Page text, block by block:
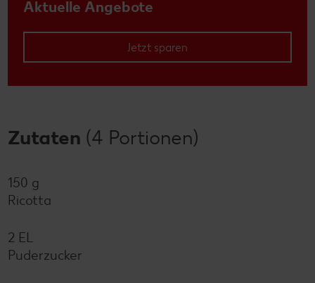
Aktuelle Angebote
Jetzt sparen
Zutaten (4 Portionen)
150 g
Ricotta
2 EL
Puderzucker